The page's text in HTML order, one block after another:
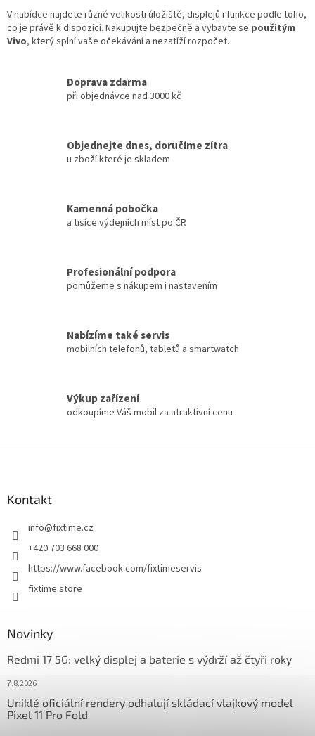
V nabídce najdete různé velikosti úložiště, displejů i funkce podle toho,
co je právě k dispozici. Nakupujte bezpečně a vybavte se použitým
Vivo, který splní vaše očekávání a nezatíží rozpočet.
Doprava zdarma
při objednávce nad 3000 kč
Objednejte dnes, doručíme zítra
u zboží které je skladem
Kamenná pobočka
a tisíce výdejních míst po ČR
Profesionální podpora
pomůžeme s nákupem i nastavením
Nabízíme také servis
mobilních telefonů, tabletů a smartwatch
Výkup zařízení
odkoupíme Váš mobil za atraktivní cenu
Kontakt
info@fixtime.cz
+420 703 668 000
https://www.facebook.com/fixtimeservis
fixtime.store
Novinky
Redmi 17 5G: velký displej a baterie s výdrží až čtyři roky
7.8.2026
Uniklé oficiální rendery odhalují skládací vlajkový model
Pixel 11 Pro Fold